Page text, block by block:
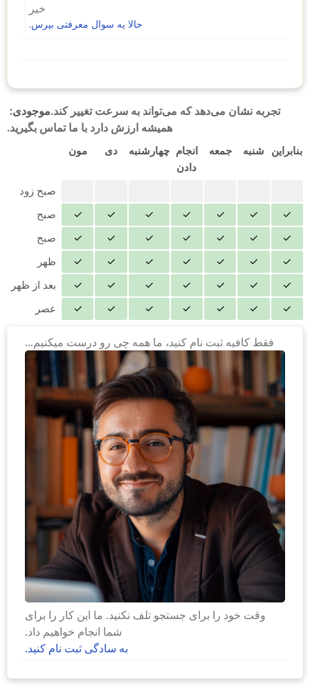
خیر
حالا یه سوال معرفتی بپرس.
موجودی:تجربه نشان می‌دهد که می‌تواند به سرعت تغییر کند.
همیشه ارزش دارد با ما تماس بگیرید.
مون دی چهارشنبه انجام
دادن
جمعه شنبه بنابراین
صبح زود
صبح
✓ ✓ ✓ ✓ ✓ ✓
✓
صبح
✓ ✓ ✓ ✓ ✓ ✓
✓
ظهر
✓ ✓ ✓ ✓ ✓ ✓
✓
بعد از ظهر
✓ ✓ ✓ ✓ ✓ ✓
✓
عصر
✓ ✓ ✓ ✓ ✓ ✓ ✓
فقط کافیه ثبت نام کنید، ما همه چی رو درست میکنیم...
وقت خود را برای جستجو تلف نکنید. ما این کار را برای
شما انجام خواهیم داد.
به سادگی ثبت نام کنید.